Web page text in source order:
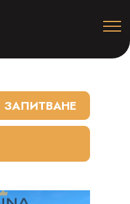
ЗАПИТВАНЕ